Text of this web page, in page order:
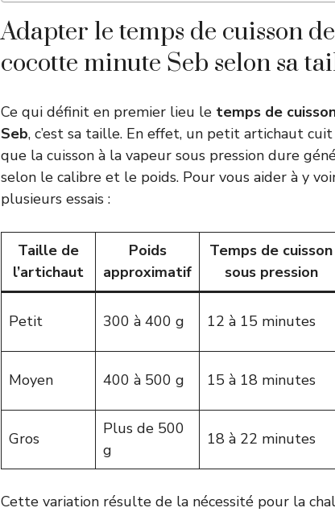
Adapter le temps de cuisson
cocotte minute Seb selon sa
Ce qui définit en premier lieu le temps de
Seb, c’est sa taille. En effet, un petit artichaut
que la cuisson à la vapeur sous pression dure
selon le calibre et le poids. Pour vous aider à y
plusieurs essais :
Taille de
l’artichaut
Poids
approximatif
Temps de cuisson
sous pression
Petit 300 à 400 g 12 à 15 minutes
Moyen 400 à 500 g 15 à 18 minutes
Gros
Plus de 500
g
18 à 22 minutes
Cette variation résulte de la nécessité pour la